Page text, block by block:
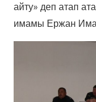
айту» деп атап
имамы Ержан